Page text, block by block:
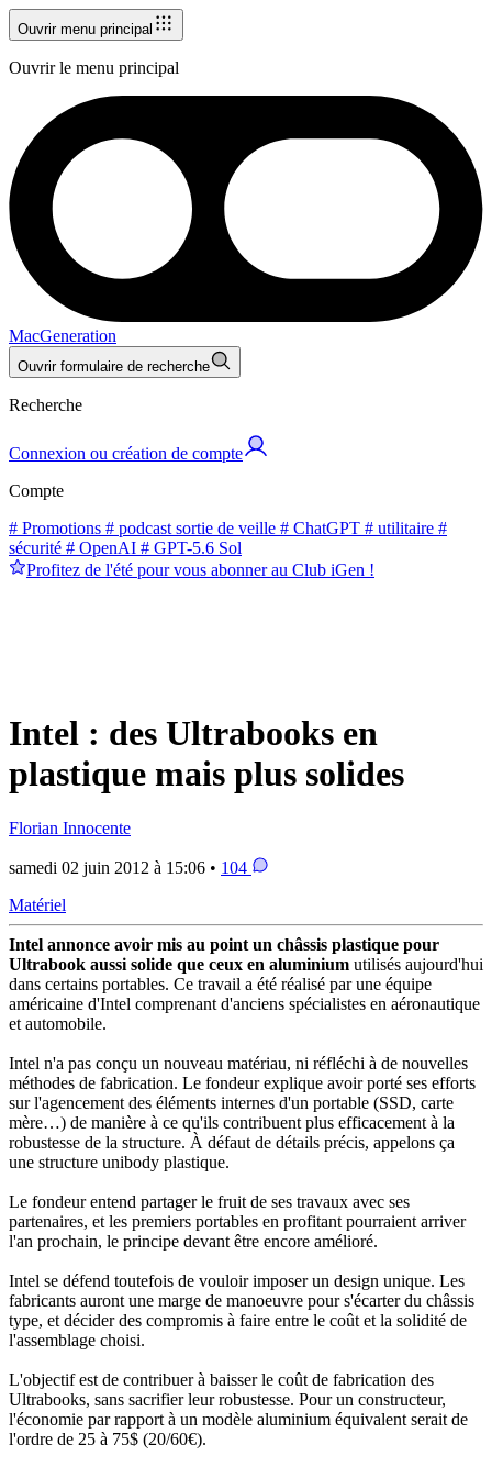
Ouvrir menu principal
Ouvrir le menu principal
MacGeneration
Ouvrir formulaire de recherche
Recherche
Connexion ou création de compte
Compte
# Promotions # podcast sortie de veille # ChatGPT # utilitaire #
sécurité # OpenAI # GPT-5.6 Sol
Profitez de l'été pour vous abonner au Club iGen !
Intel : des Ultrabooks en
plastique mais plus solides
Florian Innocente
samedi 02 juin 2012 à 15:06 • 104
Matériel
Intel annonce avoir mis au point un châssis plastique pour
Ultrabook aussi solide que ceux en aluminium utilisés aujourd'hui
dans certains portables. Ce travail a été réalisé par une équipe
américaine d'Intel comprenant d'anciens spécialistes en aéronautique
et automobile.
Intel n'a pas conçu un nouveau matériau, ni réfléchi à de nouvelles
méthodes de fabrication. Le fondeur explique avoir porté ses efforts
sur l'agencement des éléments internes d'un portable (SSD, carte
mère…) de manière à ce qu'ils contribuent plus efficacement à la
robustesse de la structure. À défaut de détails précis, appelons ça
une structure unibody plastique.
Le fondeur entend partager le fruit de ses travaux avec ses
partenaires, et les premiers portables en profitant pourraient arriver
l'an prochain, le principe devant être encore amélioré.
Intel se défend toutefois de vouloir imposer un design unique. Les
fabricants auront une marge de manoeuvre pour s'écarter du châssis
type, et décider des compromis à faire entre le coût et la solidité de
l'assemblage choisi.
L'objectif est de contribuer à baisser le coût de fabrication des
Ultrabooks, sans sacrifier leur robustesse. Pour un constructeur,
l'économie par rapport à un modèle aluminium équivalent serait de
l'ordre de 25 à 75$ (20/60€).